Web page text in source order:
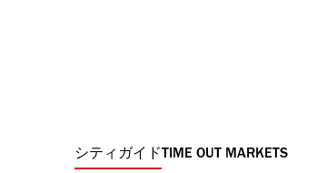
シティガイド TIME OUT MARKETS